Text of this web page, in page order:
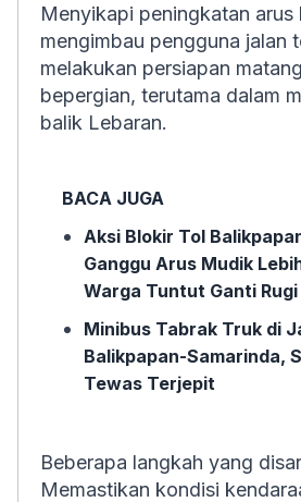
Menyikapi peningkatan arus
mengimbau pengguna jalan
melakukan persiapan
bepergian, terutama dalam
balik Lebaran.
BACA JUGA
Aksi Blokir Tol
Ganggu Arus Mudik
Warga Tuntut Ganti Rugi
Minibus Tabrak Truk di
Balikpapan-Samarinda,
Tewas Terjepit
Beberapa langkah yang
Memastikan kondisi